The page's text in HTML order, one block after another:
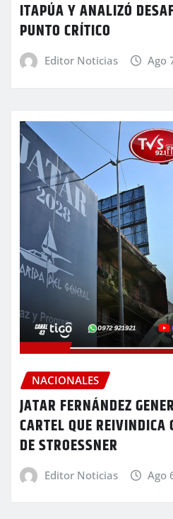
ITAPÚA Y ANALIZÓ
PUNTO CRÍTICO
Editor Noticias Ago
NACIONALES
JATAR FERNÁNDEZ
CARTEL QUE REIVINDICA
DE STROESSNER
Editor Noticias Ago